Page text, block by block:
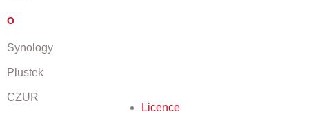
Licence
O
Synology
Plustek
CZUR